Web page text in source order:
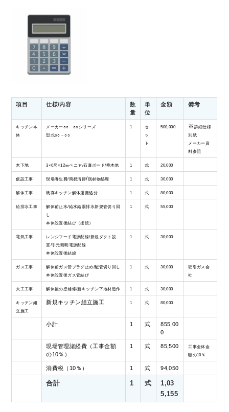
項目 仕様/内容
数
量
単
位
金額 備考
キッチン本
体
メーカー○○ ○○シリーズ
型式○○－○○
1
セ
ッ
ト
500,000 ※ 詳細仕様
別紙
メーカー資
料参照
木下地 3×6尺×12㎜ベニヤ/石膏ボード/垂木他 1 式 20,000
仮設工事 現場養生費/簡易清掃/残材物処理 1 式 30,000
解体工事 既存キッチン解体運搬処分 1 式 80,000
給排水工事
解体前止水/給水給湯排水新規管切り回
し
本体設置後結び（接続）
1 式 55,000
電気工事
レンジフード電源配線/新規ダクト設
置/手元照明電源配線
本体設置後結線
1 式 30,000
ガス工事
解体前ガス管プラグ止め/配管切り回し
本体設置後ガス管結び
1 式 30,000
取引ガス会
社
大工工事 解体後の壁補修/新キッチン下地材造作 1 式 30,000
キッチン組
立施工
新規キッチン組立施工 1 式 80,000
小計 1 式
855,00
0
現場管理諸経費（工事金額
の10％）
1 式 85,500
工事全体金
額の10％
消費税（10％） 1 式 94,050
合計 1 式
1,03
5,155